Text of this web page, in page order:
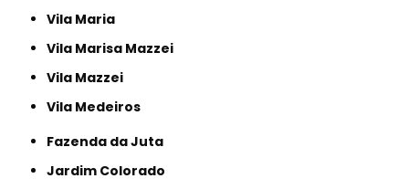
Vila Maria
Vila Marisa Mazzei
Vila Mazzei
Vila Medeiros
Fazenda da Juta
Jardim Colorado